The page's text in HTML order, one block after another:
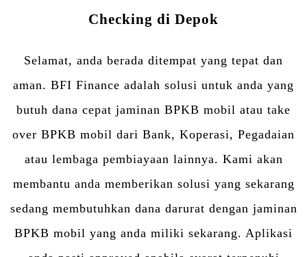
Checking di Depok
Selamat, anda berada ditempat yang tepat dan
aman. BFI Finance adalah solusi untuk anda yang
butuh dana cepat jaminan BPKB mobil atau take
over BPKB mobil dari Bank, Koperasi, Pegadaian
atau lembaga pembiayaan lainnya. Kami akan
membantu anda memberikan solusi yang sekarang
sedang membutuhkan dana darurat dengan jaminan
BPKB mobil yang anda miliki sekarang. Aplikasi